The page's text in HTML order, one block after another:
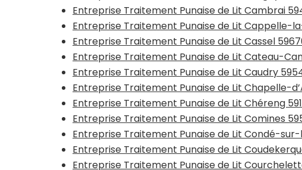
Entreprise Traitement Punaise de Lit Cambrai
Entreprise Traitement Punaise de Lit Cappelle-
Entreprise Traitement Punaise de Lit Cassel
Entreprise Traitement Punaise de Lit Cateau-
Entreprise Traitement Punaise de Lit Caudry
Entreprise Traitement Punaise de Lit Chapelle-
Entreprise Traitement Punaise de Lit Chéreng
Entreprise Traitement Punaise de Lit Comines
Entreprise Traitement Punaise de Lit Condé-sur-
Entreprise Traitement Punaise de Lit
Entreprise Traitement Punaise de Lit